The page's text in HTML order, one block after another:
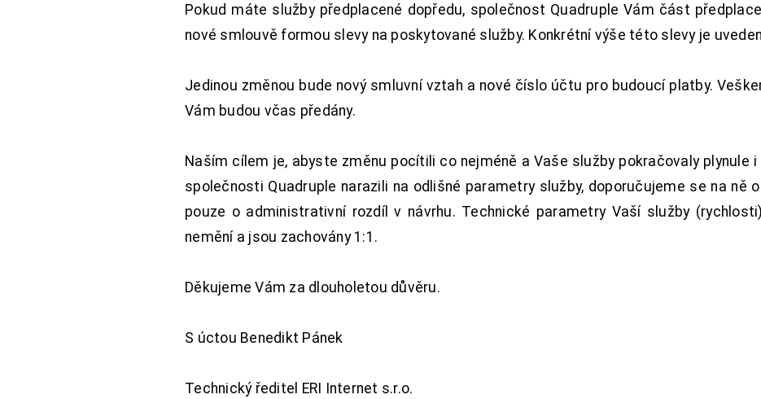
Pokud máte služby předplacené dopředu, společnost Quadruple Vám část
nové smlouvě formou slevy na poskytované služby. Konkrétní výše této slevy je
Jedinou změnou bude nový smluvní vztah a nové číslo účtu pro budoucí platby.
Vám budou včas předány.
Naším cílem je, abyste změnu pocítili co nejméně a Vaše služby pokračovaly plynule
společnosti Quadruple narazili na odlišné parametry služby, doporučujeme se na ně
pouze o administrativní rozdíl v návrhu. Technické parametry Vaší služby
nemění a jsou zachovány 1:1.
Děkujeme Vám za dlouholetou důvěru.
S úctou Benedikt Pánek
Technický ředitel ERI Internet s.r.o.